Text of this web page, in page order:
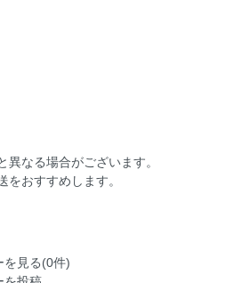
なる場合がございます。
おすすめします。
を見る(0件)